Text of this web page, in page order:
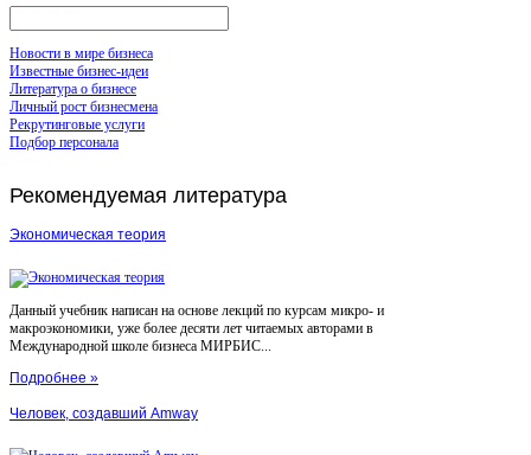
Новости в мире бизнеса
Известные бизнес-идеи
Литература о бизнесе
Личный рост бизнесмена
Рекрутинговые услуги
Подбор персонала
Рекомендуемая литература
Экономическая теория
Данный учебник написан на основе лекций по курсам микро- и
макроэкономики, уже более десяти лет читаемых авторами в
Международной школе бизнеса МИРБИС...
Подробнее »
Человек, создавший Amway